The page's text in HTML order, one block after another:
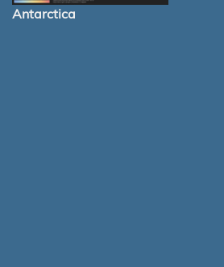
Antarctica